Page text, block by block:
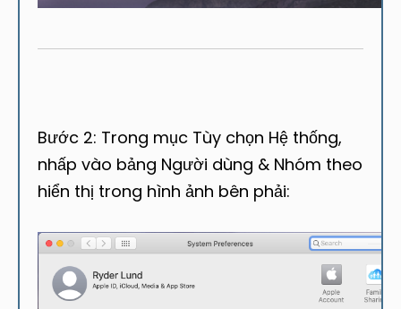
Bước 2: Trong mục Tùy chọn Hệ thống,
nhấp vào bảng Người dùng & Nhóm theo
hiển thị trong hình ảnh bên phải: